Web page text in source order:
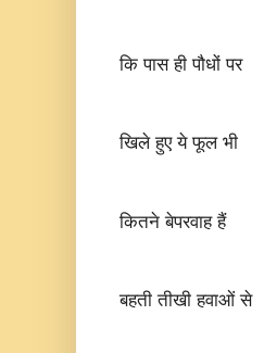
कि पास ही पौधों पर
खिले हुए ये फूल भी
कितने बेपरवाह हैं
बहती तीखी हवाओं से